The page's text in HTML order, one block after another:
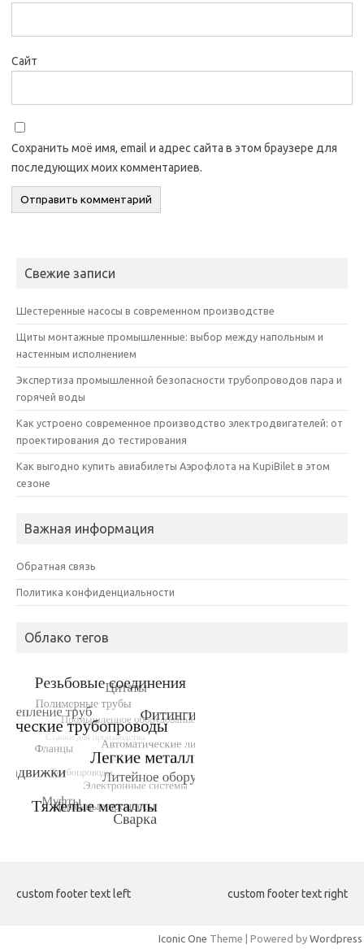
Сайт
Сохранить моё имя, email и адрес сайта в этом браузере для
последующих моих комментариев.
Свежие записи
Шестеренные насосы в современном производстве
Щиты монтажные промышленные: выбор между напольным и
настенным исполнением
Экспертиза промышленной безопасности трубопроводов пара и
горячей воды
Как устроено современное производство электродвигателей: от
проектирования до тестирования
Как выгодно купить авиабилеты Аэрофлота на KupiBilet в этом
сезоне
Важная информация
Обратная связь
Политика конфиденциальности
Облако тегов
custom footer text left custom footer text right
Iconic One Theme | Powered by Wordpress